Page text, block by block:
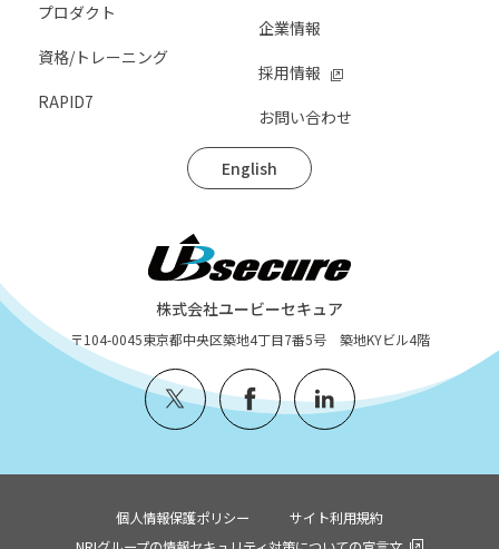
プロダクト
資格/トレーニング
RAPID7
企業情報
採用情報
お問い合わせ
English
株式会社ユービーセキュア
〒104-0045東京都中央区築地4丁目7番5号 築地KYビル4階
個人情報保護ポリシー
サイト利用規約